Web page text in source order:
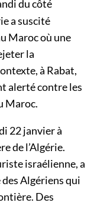
du côté
a suscité
Maroc où une
la
à Rabat,
alerté contre les
Maroc.
22 janvier à
de l’Algérie.
israélienne, a
Algériens qui
Des